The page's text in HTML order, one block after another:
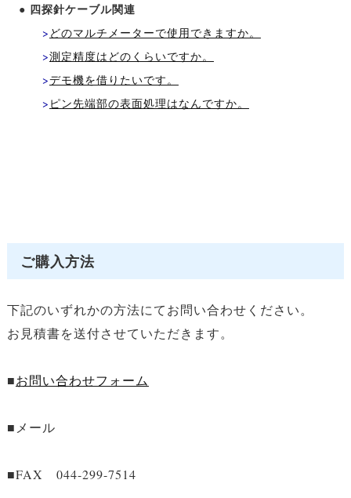
● 四探針ケーブル関連
> どのマルチメーターで使用できますか。
>測定精度はどのくらいですか。
>デモ機を借りたいです。
> ピン先端部の表面処理はなんですか。
ご購入方法
下記のいずれかの方法にてお問い合わせください。
お見積書を送付させていただきます。
■お問い合わせフォーム
■メール
■FAX 044-299-7514